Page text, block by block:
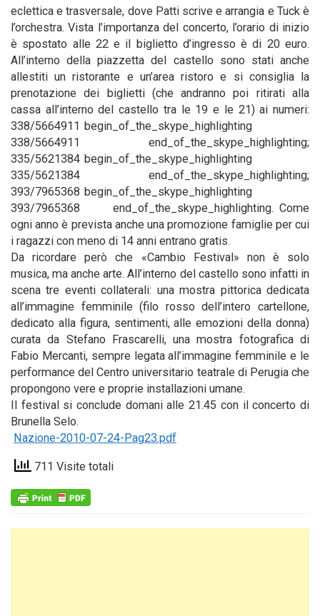
eclettica e trasversale, dove Patti scrive e arrangia e Tuck è
l’orchestra. Vista l’importanza del concerto, l’orario di inizio
è spostato alle 22 e il biglietto d’ingresso è di 20 euro.
All’interno della piazzetta del castello sono stati anche
allestiti un ristorante e un’area ristoro e si consiglia la
prenotazione dei biglietti (che andranno poi ritirati alla
cassa all’interno del castello tra le 19 e le 21) ai numeri:
338/5664911 begin_of_the_skype_highlighting
338/5664911 end_of_the_skype_highlighting;
335/5621384 begin_of_the_skype_highlighting
335/5621384 end_of_the_skype_highlighting;
393/7965368 begin_of_the_skype_highlighting
393/7965368 end_of_the_skype_highlighting. Come
ogni anno è prevista anche una promozione famiglie per cui
i ragazzi con meno di 14 anni entrano gratis.
Da ricordare però che «Cambio Festival» non è solo
musica, ma anche arte. All’interno del castello sono infatti in
scena tre eventi collaterali: una mostra pittorica dedicata
all’immagine femminile (filo rosso dell’intero cartellone,
dedicato alla figura, sentimenti, alle emozioni della donna)
curata da Stefano Frascarelli, una mostra fotografica di
Fabio Mercanti, sempre legata all’immagine femminile e le
performance del Centro universitario teatrale di Perugia che
propongono vere e proprie installazioni umane.
Il festival si conclude domani alle 21.45 con il concerto di
Brunella Selo.
Nazione-2010-07-24-Pag23.pdf
711 Visite totali